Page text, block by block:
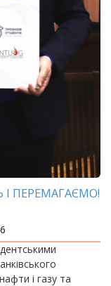
ПЕРЕМАГАЄМО!
і газу та